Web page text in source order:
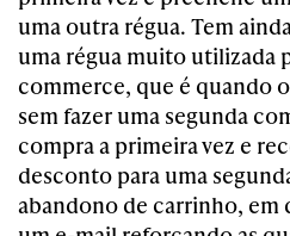
uma outra régua. Tem
uma régua muito utilizada
commerce, que é quando
sem fazer uma segunda
compra a primeira vez e
desconto para uma
abandono de carrinho, em